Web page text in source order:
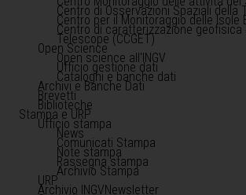
Centro di Osservazioni Spaziali della
Centro per il Monitoraggio delle Isole
Centro di caratterizzazione geofisica
Telescope (CCGET)
Open Science
Open science all'INGV
Ufficio gestione dati
Cataloghi e banche dati
Archivi e Banche Dati
Brevetti
Biblioteche
Stampa e URP
Ufficio stampa
News
Comunicati Stampa
Note stampa
Rassegna stampa
Archivio Stampa
URP
Archivio INGVNewsletter